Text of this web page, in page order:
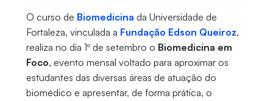
O curso de Biomedicina da Universidade de
Fortaleza, vinculada a Fundação Edson Queiroz,
realiza no dia 1º de setembro o Biomedicina em
Foco, evento mensal voltado para aproximar os
estudantes das diversas áreas de atuação do
biomédico e apresentar, de forma prática, o